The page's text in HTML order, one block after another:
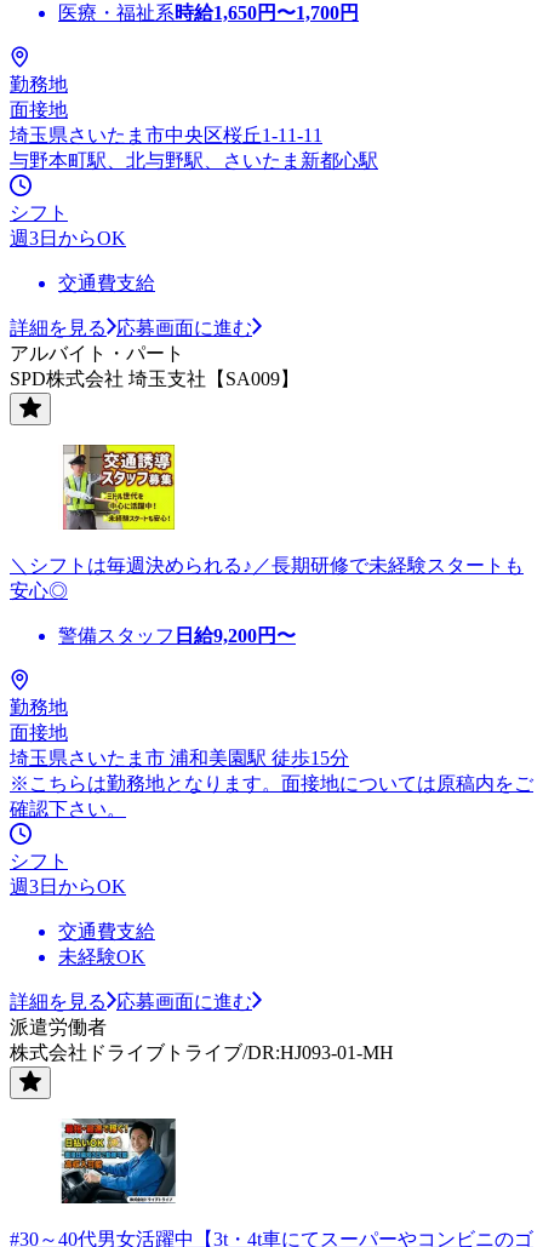
医療・福祉系時給1,650円〜1,700円
勤務地
面接地
埼玉県さいたま市中央区桜丘1-11-11
与野本町駅、北与野駅、さいたま新都心駅
シフト
週3日からOK
交通費支給
詳細を見る
応募画面に進む
アルバイト・パート
SPD株式会社 埼玉支社【SA009】
＼シフトは毎週決められる♪／長期研修で未経験スタートも
安心◎
警備スタッフ 日給9,200円〜
勤務地
面接地
埼玉県さいたま市 浦和美園駅 徒歩15分
※こちらは勤務地となります。面接地については原稿内をご
確認下さい。
シフト
週3日からOK
交通費支給
未経験OK
詳細を見る
応募画面に進む
派遣労働者
株式会社ドライブトライブ/DR:HJ093-01-MH
#30～40代男女活躍中【3t・4t車にてスーパーやコンビニのゴ